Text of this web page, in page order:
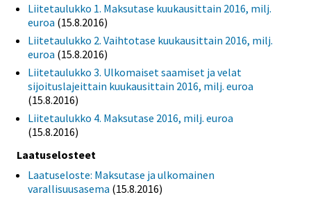
Liitetaulukko 1. Maksutase kuukausittain 2016, milj.
euroa (15.8.2016)
Liitetaulukko 2. Vaihtotase kuukausittain 2016, milj.
euroa (15.8.2016)
Liitetaulukko 3. Ulkomaiset saamiset ja velat
sijoituslajeittain kuukausittain 2016, milj. euroa
(15.8.2016)
Liitetaulukko 4. Maksutase 2016, milj. euroa
(15.8.2016)
Laatuselosteet
Laatuseloste: Maksutase ja ulkomainen
varallisuusasema (15.8.2016)